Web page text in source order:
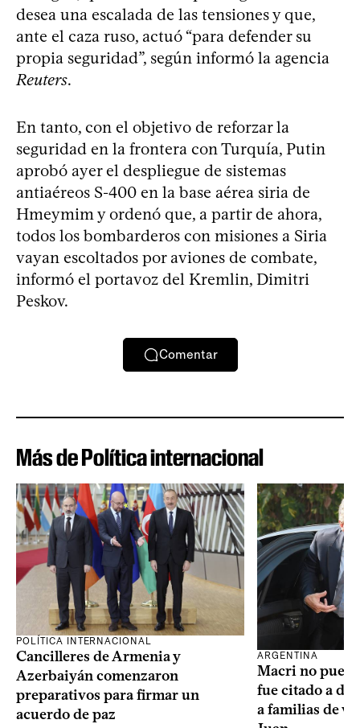
desea una escalada de las tensiones y que,
ante el caza ruso, actuó “para defender su
propia seguridad”, según informó la agencia
Reuters.
En tanto, con el objetivo de reforzar la
seguridad en la frontera con Turquía, Putin
aprobó ayer el despliegue de sistemas
antiaéreos S-400 en la base aérea siria de
Hmeymim y ordenó que, a partir de ahora,
todos los bombarderos con misiones a Siria
vayan escoltados por aviones de combate,
informó el portavoz del Kremlin, Dimitri
Peskov.
Comentar
Más de Política internacional
POLÍTICA INTERNACIONAL
Cancilleres de Armenia y
Azerbaiyán comenzaron
preparativos para firmar un
acuerdo de paz
ARGENTINA
Macri no
fue citado a
a familias de